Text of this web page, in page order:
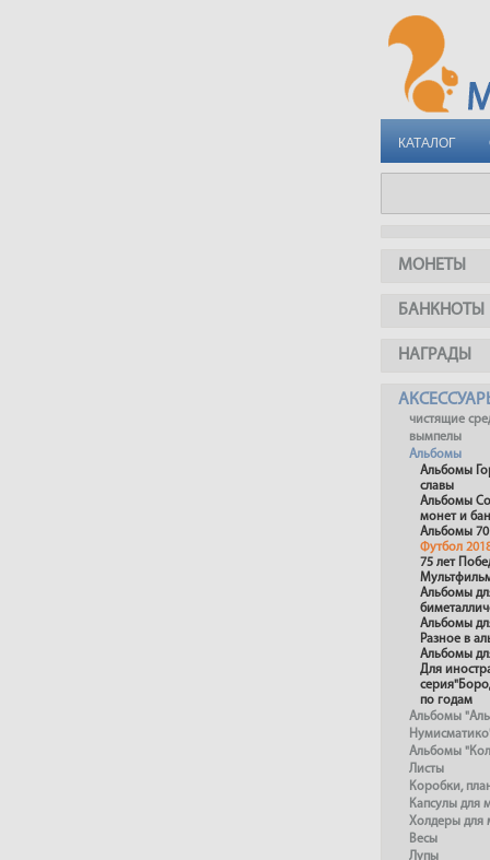
КАТАЛОГ
МОНЕТЫ
БАНКНОТЫ
НАГРАДЫ
чистящие
вымпелы
Альбомы
Альбомы
славы
Альбомы
монет и
Альбомы
Футбол
75 лет
Альбомы
Альбомы
Разное в
Альбомы
Для
по годам
Альбомы
Альбомы
Листы
Коробки,
Капсулы для
Холдеры для
Весы
Лупы